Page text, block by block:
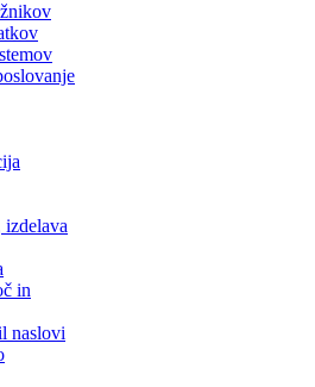
izdelava
in
naslovi